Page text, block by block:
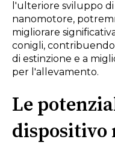
l'ulteriore sviluppo di
nanomotore,
migliorare
conigli, contribuendo
di estinzione e a
per l'allevamento.
Le
dispositivo